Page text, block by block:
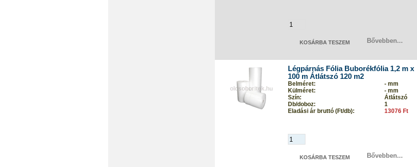
Bővebben...
Légpárnás Fólia Buborékfólia 1,2 m x
100 m Átlátszó 120 m2
Belméret:
- mm
Külméret:
- mm
Szín:
Átlátszó
Db/doboz:
1
Eladási ár bruttó (Ft/db):
13076 Ft
Bővebben...